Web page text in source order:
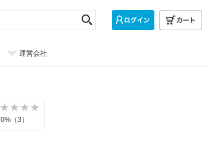
運営会社
0%（3）